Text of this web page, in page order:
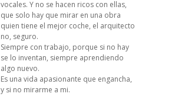
vocales. Y no se hacen ricos con ellas,
que solo hay que mirar en una obra
quien tiene el mejor coche, el arquitecto
no, seguro.
Siempre con trabajo, porque si no hay
se lo inventan, siempre aprendiendo
algo nuevo.
Es una vida apasionante que engancha,
y si no mirarme a mi.